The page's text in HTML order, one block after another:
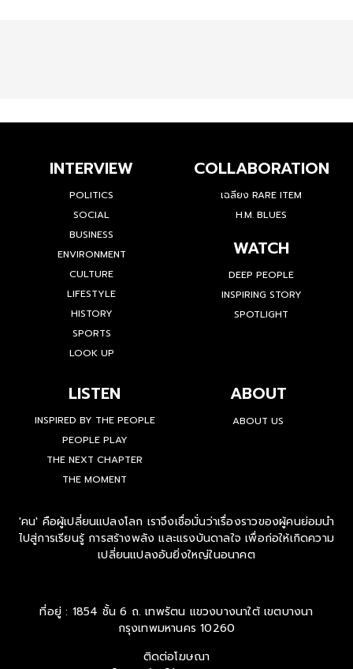
INTERVIEW
POLITICS
SOCIAL
BUSINESS
ENVIRONMENT
CULTURE
LIFESTYLE
HISTORY
SPORTS
LOOK UP
COLLABORATION
เฉลียง RARE ITEM
H.M. BLUES
WATCH
DEEP PEOPLE
INSPIRING STORY
SPOTLIGHT
LISTEN
INSPIRED BY THE PEOPLE
PEOPLE PLAY
THE NEXT CHAPTER
THE MOMENT
ABOUT
ABOUT US
'คน' คือผู้เปลี่ยนแปลงโลก เราจึงเชื่อมั่นว่าเรื่องราวของผู้คนย่อมนำ
ไปสู่การเรียนรู้ การสร้างพลัง และแรงบันดาลใจ เพื่อก่อให้เกิดความ
เปลี่ยนแปลงอันยิ่งใหญ่ในอนาคต
ที่อยู่ : 1854 ชั้น 6 ถ. เทพรัตน แขวงบางนาใต้ เขตบางนา
กรุงเทพมหานคร 10260
ติดต่อโฆษณา